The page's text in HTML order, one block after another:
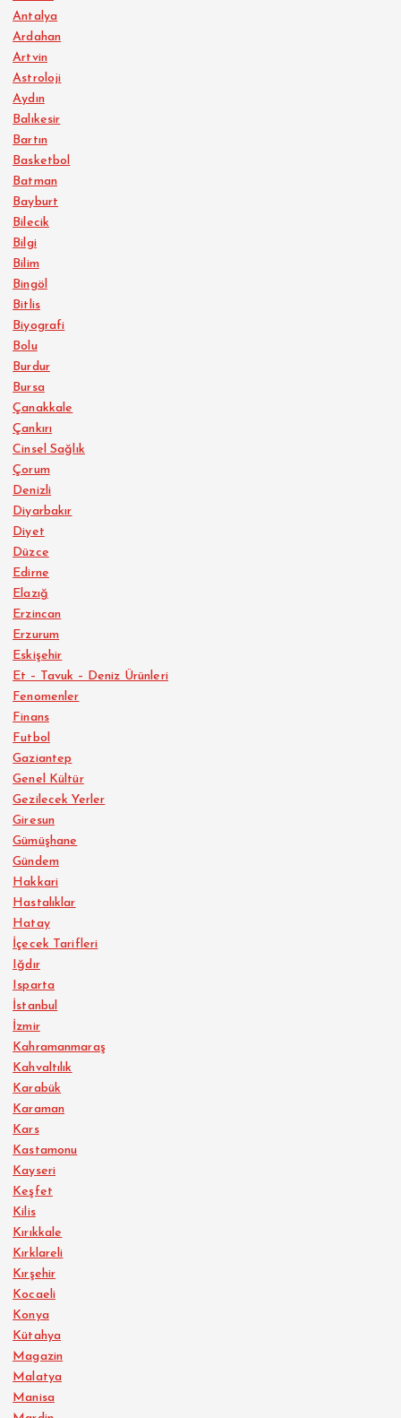
Antalya
Ardahan
Artvin
Astroloji
Aydın
Balıkesir
Bartın
Basketbol
Batman
Bayburt
Bilecik
Bilgi
Bilim
Bingöl
Bitlis
Biyografi
Bolu
Burdur
Bursa
Çanakkale
Çankırı
Cinsel Sağlık
Çorum
Denizli
Diyarbakır
Diyet
Düzce
Edirne
Elazığ
Erzincan
Erzurum
Eskişehir
Et – Tavuk – Deniz Ürünleri
Fenomenler
Finans
Futbol
Gaziantep
Genel Kültür
Gezilecek Yerler
Giresun
Gümüşhane
Gündem
Hakkari
Hastalıklar
Hatay
İçecek Tarifleri
Iğdır
Isparta
İstanbul
İzmir
Kahramanmaraş
Kahvaltılık
Karabük
Karaman
Kars
Kastamonu
Kayseri
Keşfet
Kilis
Kırıkkale
Kırklareli
Kırşehir
Kocaeli
Konya
Kütahya
Magazin
Malatya
Manisa